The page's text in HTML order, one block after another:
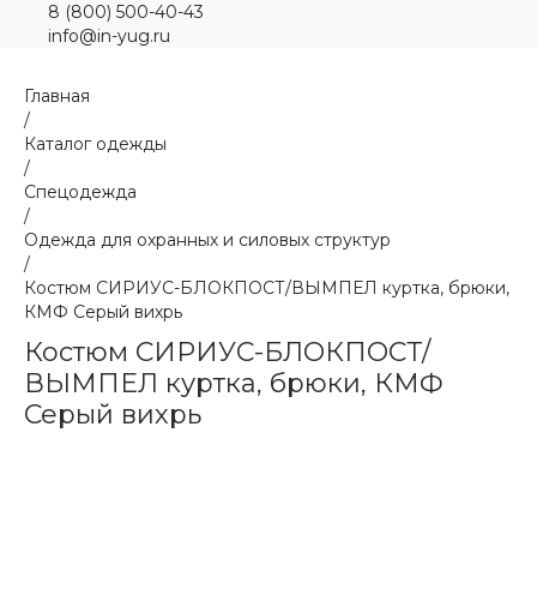
8 (800) 500-40-43
info@in-yug.ru
Главная
/
Каталог одежды
/
Спецодежда
/
Одежда для охранных и силовых структур
/
Костюм СИРИУС-БЛОКПОСТ/ВЫМПЕЛ куртка, брюки,
КМФ Серый вихрь
Костюм СИРИУС-БЛОКПОСТ/
ВЫМПЕЛ куртка, брюки, КМФ
Серый вихрь